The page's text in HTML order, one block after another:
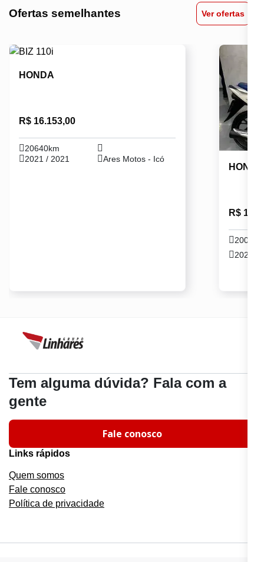
Ofertas semelhantes Ver ofertas
HONDA
R$ 16.153,00
20640km
2021 / 2021
Ares Motos - Icó
HONDA
R$
2021 /
Tem alguma dúvida? Fala com a
gente
Fale conosco
Links rápidos
Quem somos
Fale conosco
Política de privacidade